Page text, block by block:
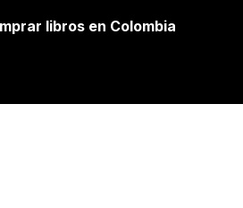
libros en Colombia